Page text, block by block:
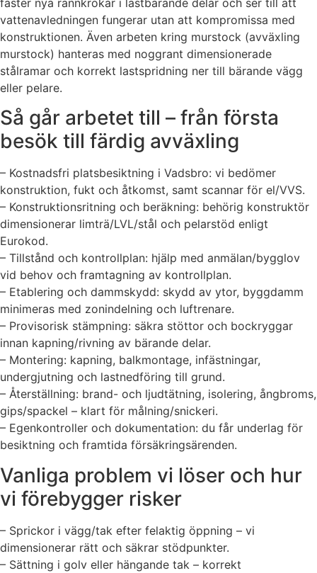
vattenavledningen fungerar utan att kompromissa med
konstruktionen. Även arbeten kring murstock (avväxling
murstock) hanteras med noggrant dimensionerade
stålramar och korrekt lastspridning ner till bärande vägg
eller pelare.
Så går arbetet till – från första
besök till färdig avväxling
– Kostnadsfri platsbesiktning i Vadsbro: vi bedömer
konstruktion, fukt och åtkomst, samt scannar för el/VVS.
– Konstruktionsritning och beräkning: behörig konstruktör
dimensionerar limträ/LVL/stål och pelarstöd enligt
Eurokod.
– Tillstånd och kontrollplan: hjälp med anmälan/bygglov
vid behov och framtagning av kontrollplan.
– Etablering och dammskydd: skydd av ytor, byggdamm
minimeras med zonindelning och luftrenare.
– Provisorisk stämpning: säkra stöttor och bockryggar
innan kapning/rivning av bärande delar.
– Montering: kapning, balkmontage, infästningar,
undergjutning och lastnedföring till grund.
– Återställning: brand- och ljudtätning, isolering, ångbroms,
gips/spackel – klart för målning/snickeri.
– Egenkontroller och dokumentation: du får underlag för
besiktning och framtida försäkringsärenden.
Vanliga problem vi löser och hur
vi förebygger risker
– Sprickor i vägg/tak efter felaktig öppning – vi
dimensionerar rätt och säkrar stödpunkter.
– Sättning i golv eller hängande tak – korrekt